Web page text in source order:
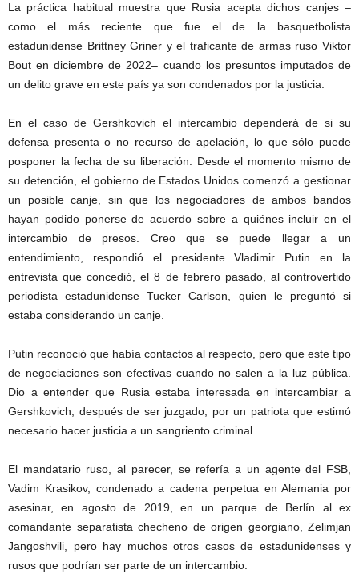
La práctica habitual muestra que Rusia acepta dichos canjes –
como el más reciente que fue el de la basquetbolista
estadunidense Brittney Griner y el traficante de armas ruso Viktor
Bout en diciembre de 2022– cuando los presuntos imputados de
un delito grave en este país ya son condenados por la justicia.
En el caso de Gershkovich el intercambio dependerá de si su
defensa presenta o no recurso de apelación, lo que sólo puede
posponer la fecha de su liberación. Desde el momento mismo de
su detención, el gobierno de Estados Unidos comenzó a gestionar
un posible canje, sin que los negociadores de ambos bandos
hayan podido ponerse de acuerdo sobre a quiénes incluir en el
intercambio de presos. Creo que se puede llegar a un
entendimiento, respondió el presidente Vladimir Putin en la
entrevista que concedió, el 8 de febrero pasado, al controvertido
periodista estadunidense Tucker Carlson, quien le preguntó si
estaba considerando un canje.
Putin reconoció que había contactos al respecto, pero que este tipo
de negociaciones son efectivas cuando no salen a la luz pública.
Dio a entender que Rusia estaba interesada en intercambiar a
Gershkovich, después de ser juzgado, por un patriota que estimó
necesario hacer justicia a un sangriento criminal.
El mandatario ruso, al parecer, se refería a un agente del FSB,
Vadim Krasikov, condenado a cadena perpetua en Alemania por
asesinar, en agosto de 2019, en un parque de Berlín al ex
comandante separatista checheno de origen georgiano, Zelimjan
Jangoshvili, pero hay muchos otros casos de estadunidenses y
rusos que podrían ser parte de un intercambio.